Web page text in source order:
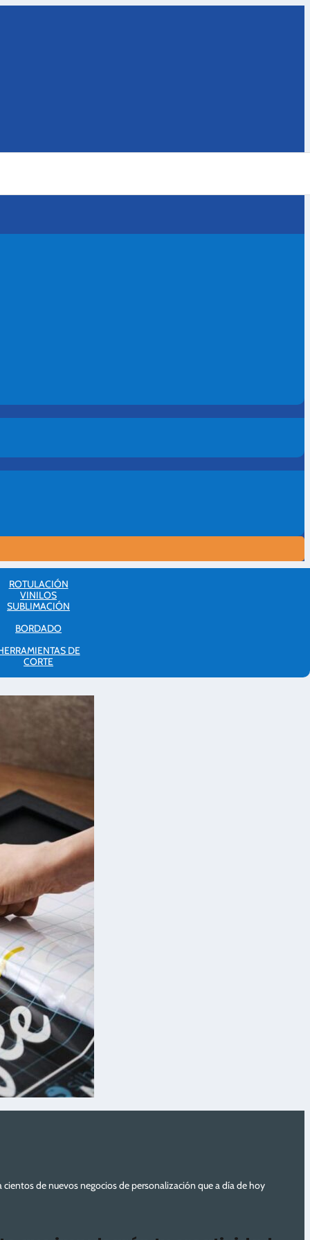
ROTULACIÓN
VINILOS
SUBLIMACIÓN
BORDADO
DE
CORTE
de nuevos negocios de personalización que a día de hoy